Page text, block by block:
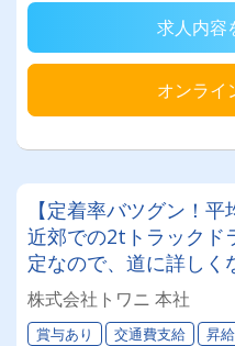
求人内容
オンライ
【定着率バツグン！
近郊での2tトラックド
定なので、道に詳しく
できます！日曜・祝日
クバランスもバツグン
株式会社トワニ 本社
賞与あり 交通費支給 昇